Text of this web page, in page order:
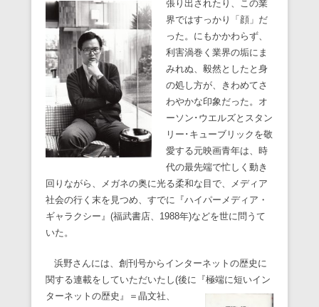
張り出 されたり、この業
界ではすっかり「顔」だ
った。にもかかわらず、
利害渦巻く業界の垢にま
みれぬ、毅然としたと身
の処し方が、きわめてさ
わやかな印象だった。オ
ーソン･ウエルズとスタン
リー･キューブリックを敬
愛する元映画青年は、時
代の最先端で忙しく動き
回りながら、メガネの奥に光る柔和な目で、メディア
社会の行く末を見つめ、すでに『ハイパーメディア・
ギャラクシー』(福武書店、1988年)などを世に問うて
いた。
浜野さんには、創刊号からインターネットの歴史に
関する連載をしていただいたし(後に『極端に短いイン
ターネットの歴史』＝晶文社、